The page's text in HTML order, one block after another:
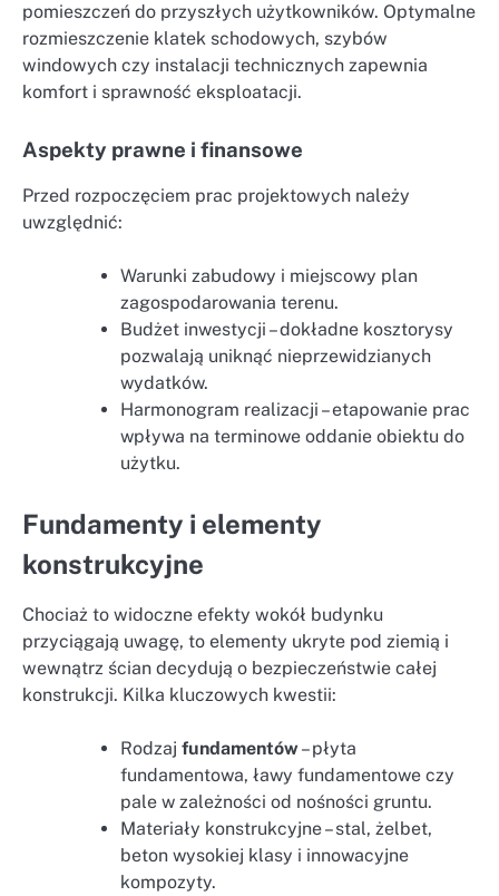
pomieszczeń do przyszłych użytkowników. Optymalne
rozmieszczenie klatek schodowych, szybów
windowych czy instalacji technicznych zapewnia
komfort i sprawność eksploatacji.
Aspekty prawne i finansowe
Przed rozpoczęciem prac projektowych należy
uwzględnić:
Warunki zabudowy i miejscowy plan
zagospodarowania terenu.
Budżet inwestycji – dokładne kosztorysy
pozwalają uniknąć nieprzewidzianych
wydatków.
Harmonogram realizacji – etapowanie prac
wpływa na terminowe oddanie obiektu do
użytku.
Fundamenty i elementy
konstrukcyjne
Chociaż to widoczne efekty wokół budynku
przyciągają uwagę, to elementy ukryte pod ziemią i
wewnątrz ścian decydują o bezpieczeństwie całej
konstrukcji. Kilka kluczowych kwestii:
Rodzaj fundamentów– płyta
fundamentowa, ławy fundamentowe czy
pale w zależności od nośności gruntu.
Materiały konstrukcyjne – stal, żelbet,
beton wysokiej klasy i innowacyjne
kompozyty.